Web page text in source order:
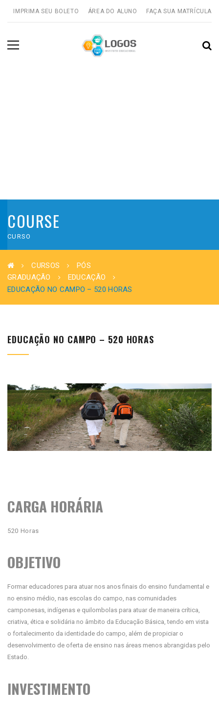
IMPRIMA SEU BOLETO ÁREA DO ALUNO FAÇA SUA MATRÍCULA
COURSE
CURSO
CURSOS
PÓS
GRADUAÇÃO
EDUCAÇÃO
EDUCAÇÃO NO CAMPO – 520 HORAS
EDUCAÇÃO NO CAMPO – 520 HORAS
CARGA HORÁRIA
520 Horas
OBJETIVO
Formar educadores para atuar nos anos finais do ensino fundamental e
no ensino médio, nas escolas do campo, nas comunidades
camponesas, indígenas e quilombolas para atuar de maneira crítica,
criativa, ética e solidária no âmbito da Educação Básica, tendo em vista
o fortalecimento da identidade do campo, além de propiciar o
desenvolvimento de oferta de ensino nas áreas menos abrangidas pelo
Estado.
INVESTIMENTO